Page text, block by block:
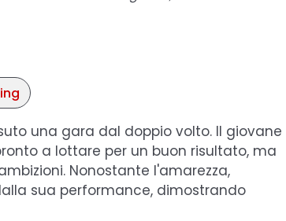
una gara dal doppio volto. Il giovane
a lottare per un buon risultato, ma
Nonostante l'amarezza,
sua performance, dimostrando